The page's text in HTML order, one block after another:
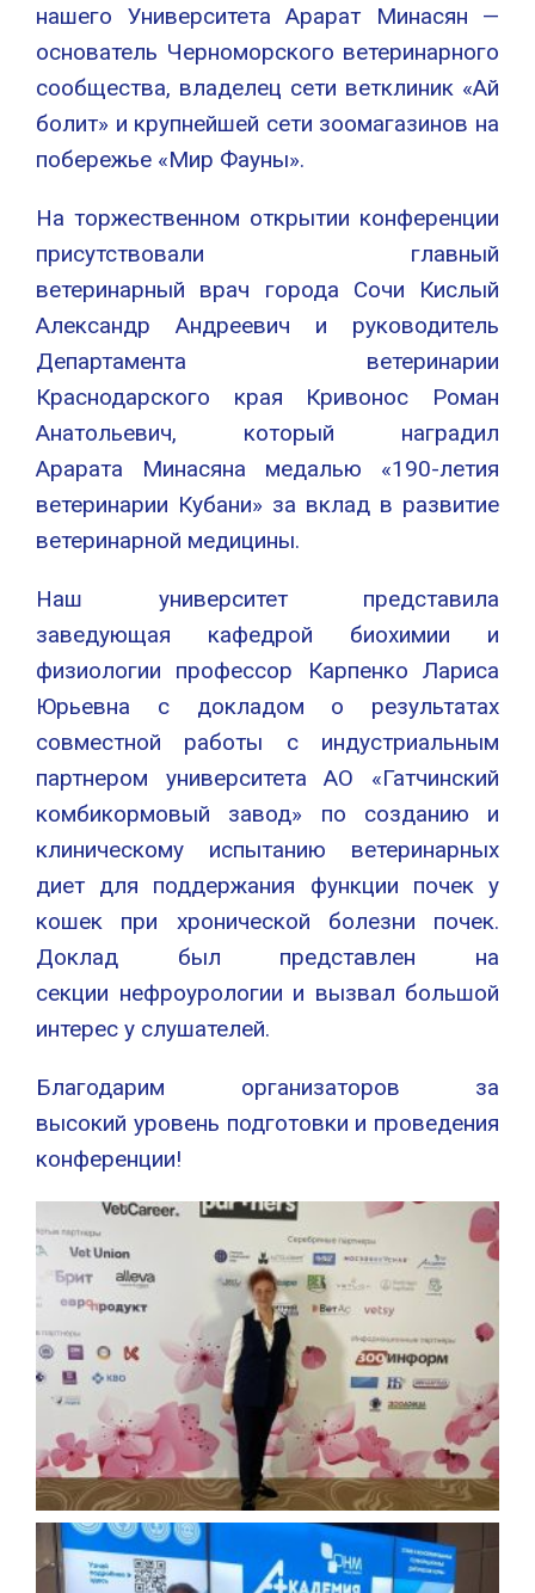
нашего Университета Арарат Минасян —
основатель Черноморского ветеринарного
сообщества, владелец сети ветклиник «Ай
болит» и крупнейшей сети зоомагазинов на
побережье «Мир Фауны».
На торжественном открытии конференции
присутствовали главный
ветеринарный врач города Сочи Кислый
Александр Андреевич и руководитель
Департамента ветеринарии
Краснодарского края Кривонос Роман
Анатольевич, который наградил
Арарата Минасяна медалью «190-летия
ветеринарии Кубани» за вклад в развитие
ветеринарной медицины.
Наш университет представила
заведующая кафедрой биохимии и
физиологии профессор Карпенко Лариса
Юрьевна с докладом о результатах
совместной работы с индустриальным
партнером университета АО «Гатчинский
комбикормовый завод» по созданию и
клиническому испытанию ветеринарных
диет для поддержания функции почек у
кошек при хронической болезни почек.
Доклад был представлен на
секции нефроурологии и вызвал большой
интерес у слушателей.
Благодарим организаторов за
высокий уровень подготовки и проведения
конференции!